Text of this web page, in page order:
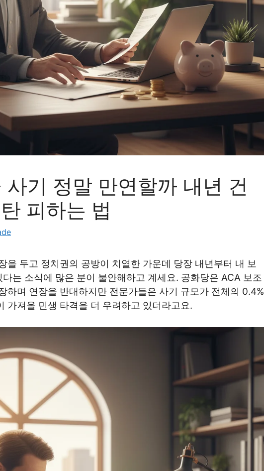
기 정말 만연할까 내년 건
피하는 법
을 두고 정치권의 공방이 치열한 가운데 당장 내년부터 내 보
는 소식에 많은 분이 불안해하고 계세요. 공화당은 ACA 보조
하며 연장을 반대하지만 전문가들은 사기 규모가 전체의 0.4%
가져올 민생 타격을 더 우려하고 있더라고요.